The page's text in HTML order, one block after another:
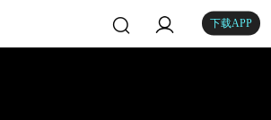
下载APP